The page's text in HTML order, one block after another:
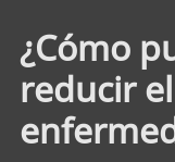
¿Cómo
reducir